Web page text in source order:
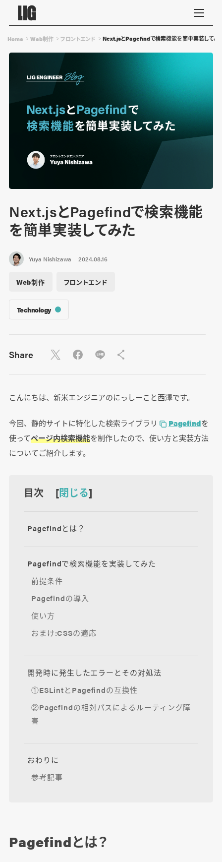
Home Web制作 フロントエンド Next.jsとPagefindで検索機能を簡単実装してみ
Next.jsとPagefindで検索機能
を簡単実装してみた
Yuya Nishizawa 2024.08.16
Web制作 フロントエンド
Technology
Share
こんにちは、新米エンジニアのにっしーこと西澤です。
今回、静的サイトに特化した検索ライブラリ Pagefindを
使ってページ内検索機能を制作したので、使い方と実装方法
についてご紹介します。
目次 [閉じる]
Pagefindとは？
Pagefindで検索機能を実装してみた
前提条件
Pagefindの導入
使い方
おまけ:CSSの適応
開発時に発生したエラーとその対処法
①ESLintとPagefindの互換性
②Pagefindの相対パスによるルーティング障
害
おわりに
参考記事
Pagefindとは？